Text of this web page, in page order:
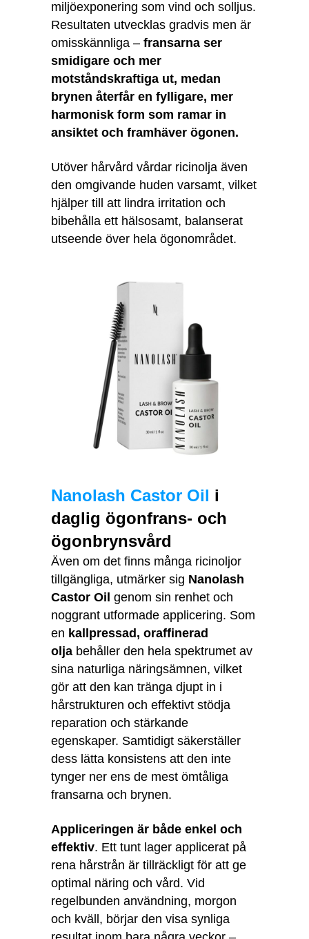
miljöexponering som vind och solljus.
Resultaten utvecklas gradvis men är
omisskännliga – fransarna ser
smidigare och mer
motståndskraftiga ut, medan
brynen återfår en fylligare, mer
harmonisk form som ramar in
ansiktet och framhäver ögonen.
Utöver hårvård vårdar ricinolja även
den omgivande huden varsamt, vilket
hjälper till att lindra irritation och
bibehålla ett hälsosamt, balanserat
utseende över hela ögonområdet.
Nanolash Castor Oil i
daglig ögonfrans- och
ögonbrynsvård
Även om det finns många ricinoljor
tillgängliga, utmärker sig Nanolash
Castor Oil genom sin renhet och
noggrant utformade applicering. Som
en kallpressad, oraffinerad
olja behåller den hela spektrumet av
sina naturliga näringsämnen, vilket
gör att den kan tränga djupt in i
hårstrukturen och effektivt stödja
reparation och stärkande
egenskaper. Samtidigt säkerställer
dess lätta konsistens att den inte
tynger ner ens de mest ömtåliga
fransarna och brynen.
Appliceringen är både enkel och
effektiv. Ett tunt lager applicerat på
rena hårstrån är tillräckligt för att ge
optimal näring och vård. Vid
regelbunden användning, morgon
och kväll, börjar den visa synliga